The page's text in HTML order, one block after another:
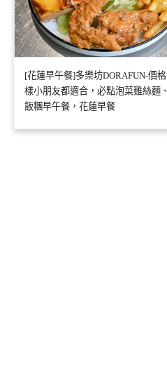
[花蓮早午餐]多樂坊DORAFUN-價
樣小朋友都適合，必點泡菜雞絲麵
飯糰早午餐，花蓮早餐